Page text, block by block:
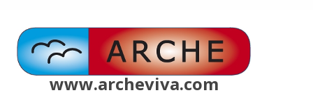
www.archeviva.com